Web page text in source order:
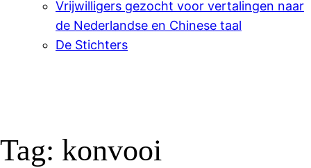
Vrijwilligers gezocht voor vertalingen naar
de Nederlandse en Chinese taal
De Stichters
Tag: konvooi